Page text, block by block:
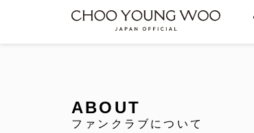
ABOUT
ファンクラブについて